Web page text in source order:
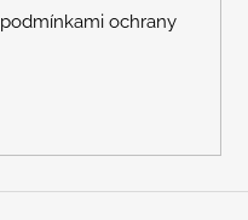
podmínkami ochrany